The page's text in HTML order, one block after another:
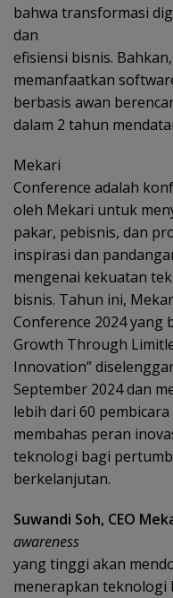
bahwa transformasi
dan
efisiensi bisnis.
memanfaatkan
berbasis awan
dalam 2 tahun
Mekari
Conference adalah
oleh Mekari untuk
pakar, pebisnis, dan
inspirasi dan
mengenai kekuatan
bisnis. Tahun ini,
Conference 2024 yang
Growth Through
Innovation”
September 2024 dan
lebih dari 60
membahas peran
teknologi bagi
berkelanjutan.
Suwandi Soh, CEO
awareness
yang tinggi akan
menerapkan teknologi